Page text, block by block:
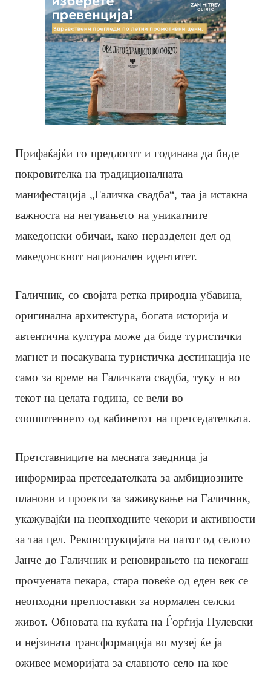
Прифаќајќи го предлогот и годинава да биде
покровителка на традиционалната
манифестација „Галичка свадба“, таа ја истакна
важноста на негувањето на уникатните
македонски обичаи, како неразделен дел од
македонскиот национален идентитет.
Галичник, со својата ретка природна убавина,
оригинална архитектура, богата историја и
автентична култура може да биде туристички
магнет и посакувана туристичка дестинација не
само за време на Галичката свадба, туку и во
текот на целата година, се вели во
соопштението од кабинетот на претседателката.
Претставниците на месната заедница ја
информираа претседателката за амбициозните
планови и проекти за заживување на Галичник,
укажувајќи на неопходните чекори и активности
за таа цел. Реконструкцијата на патот од селото
Јанче до Галичник и реновирањето на некогаш
прочуената пекара, стара повеќе од еден век се
неопходни претпоставки за нормален селски
живот. Обновата на куќата на Ѓорѓија Пулевски
и нејзината трансформација во музеј ќе ја
оживее меморијата за славното село на кое